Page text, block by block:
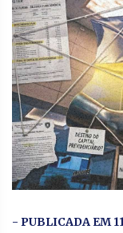
- PUBLICADA EM